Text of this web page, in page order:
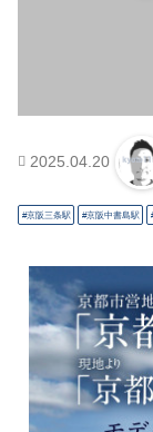
2025.04.20
京阪三条駅 京阪中書島駅